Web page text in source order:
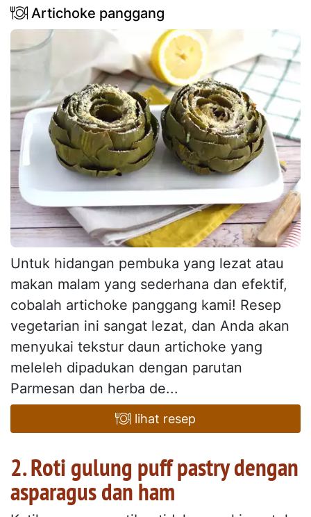
Artichoke panggang
Untuk hidangan pembuka yang lezat atau
makan malam yang sederhana dan efektif,
cobalah artichoke panggang kami! Resep
vegetarian ini sangat lezat, dan Anda akan
menyukai tekstur daun artichoke yang
meleleh dipadukan dengan parutan
Parmesan dan herba de...
lihat resep
2. Roti gulung puff pastry dengan
asparagus dan ham